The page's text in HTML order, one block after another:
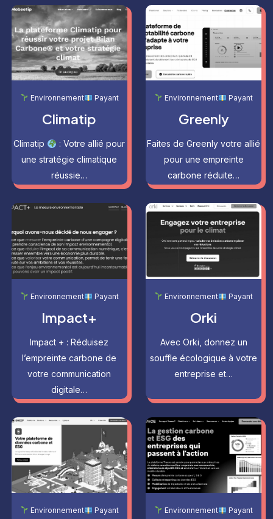
Environnement Payant
Climatip
Climatip
: Votre allié pour
une stratégie climatique
réussie…
Environnement Payant
Greenly
Faites de Greenly votre allié
pour une empreinte
carbone réduite…
Environnement Payant
Impact+
Impact + : Réduisez
l’empreinte carbone de
votre communication
digitale…
Environnement Payant
Orki
Avec Orki, donnez un
souffle écologique à votre
entreprise et…
Environnement Payant Environnement Payant